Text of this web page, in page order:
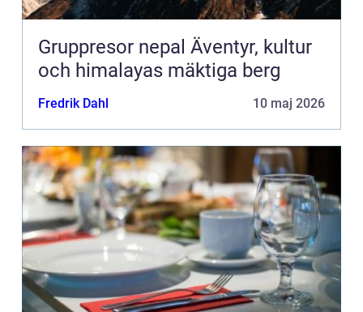
Gruppresor nepal Äventyr, kultur
och himalayas mäktiga berg
Fredrik Dahl 10 maj 2026